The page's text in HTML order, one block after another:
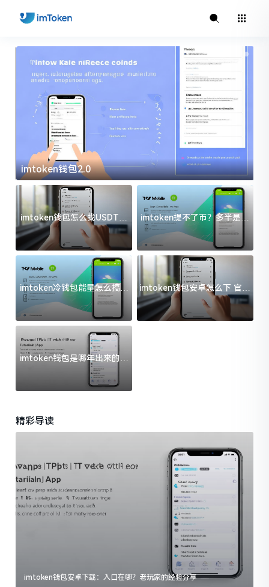
imtoken钱包2.0
imtoken钱包怎么找USDT地
址？三步搞定不踩坑
imtoken提不了币？多半是这
几件事没处理好
imtoken冷钱包能量怎么搞？
过来人告诉你门道
imtoken钱包安卓怎么下 官方
渠道避坑指南
imtoken钱包是哪年出来的？
一文给你说清楚
精彩导读
imtoken钱包安卓下载：入口在哪？老玩家的经验分享